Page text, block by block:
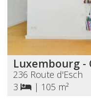
Luxembourg -
236 Route d'Esch
3
| 105 m²